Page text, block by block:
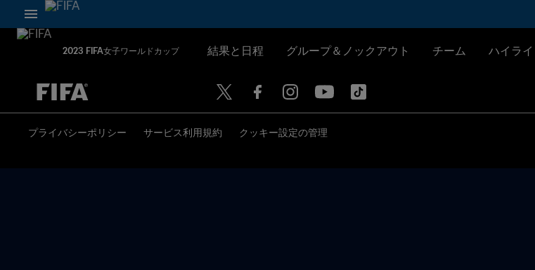
2023 FIFA女子ワールドカップ 結果と日程 グループ＆ノックアウト チーム ハイライ
未定 vs 未定
プライバシーポリシー サービス利用規約 クッキー設定の管理